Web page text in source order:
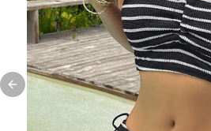
Previous slide